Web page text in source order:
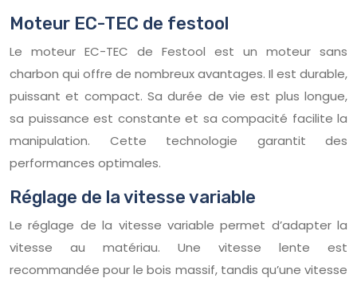
Moteur EC-TEC de festool
Le moteur EC-TEC de Festool est un moteur sans
charbon qui offre de nombreux avantages. Il est durable,
puissant et compact. Sa durée de vie est plus longue,
sa puissance est constante et sa compacité facilite la
manipulation. Cette technologie garantit des
performances optimales.
Réglage de la vitesse variable
Le réglage de la vitesse variable permet d’adapter la
vitesse au matériau. Une vitesse lente est
recommandée pour le bois massif, tandis qu’une vitesse